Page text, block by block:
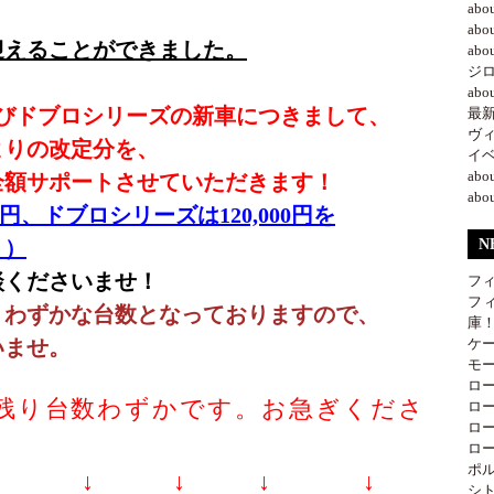
ることができました。
ドブロシリーズの新車につきまして、
の改定分を、
サポートさせていただきます！
、ドブロシリーズは120,000円を
ださいませ！
ずかな台数となっておりますので、
せ。
り台数わずかです。お急ぎくださ
↓ ↓ ↓ ↓
ジ
最
ヴ
イ
フ
フ
庫
ケ
モ
ロ
ロ
ロ
ロ
ポ
シ